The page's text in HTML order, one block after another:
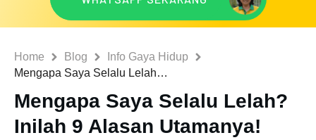
Home Blog
Info Gaya Hidup
Mengapa Saya Selalu Lelah? Inilah 9 Alasan Utamanya!
Mengapa Saya Selalu Lelah?
Inilah 9 Alasan Utamanya!